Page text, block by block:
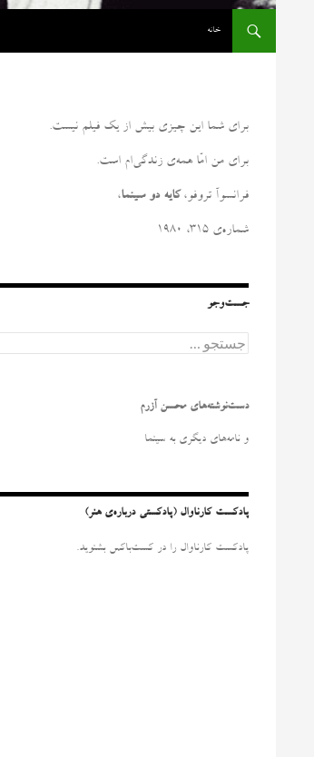
خانه
برای شما این چیزی بیش از یک فیلم نیست.
برای من امّا همه‌ی زندگی‌ام است.
فرانسوآ تروفو، کایه دو سینما،
شماره‌ی ۳۱۵، ۱۹۸۰
جست‌وجو
ج
س
و
ر
دست‌نوشته‌های محسن آزرم
و نامه‌‌های دیگری به سینما
پادکست کارناوال (پادکستی درباره‌ی هنر)
پادکست کارناوال را در کست‌باکس بشنوید.